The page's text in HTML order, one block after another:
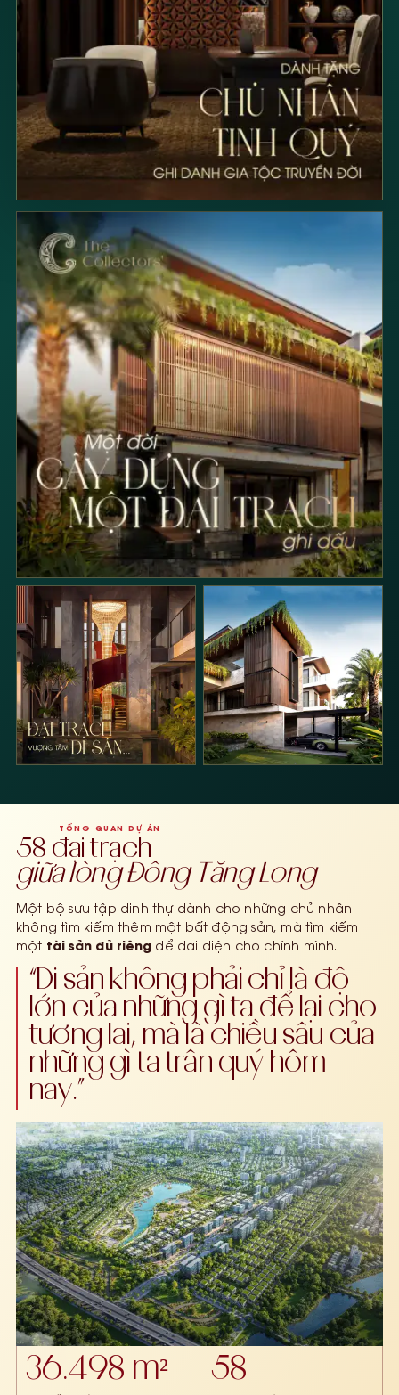
TỔNG QUAN DỰ ÁN
58 đại trạch
giữa lòng Đông Tăng Long
Một bộ sưu tập dinh thự dành cho những chủ nhân
không tìm kiếm thêm một bất động sản, mà tìm kiếm
một tài sản đủ riêng để đại diện cho chính mình.
“Di sản không phải chỉ là độ
lớn của những gì ta để lại cho
tương lai, mà là chiều sâu của
những gì ta trân quý hôm
nay.”
36.498 m² 58